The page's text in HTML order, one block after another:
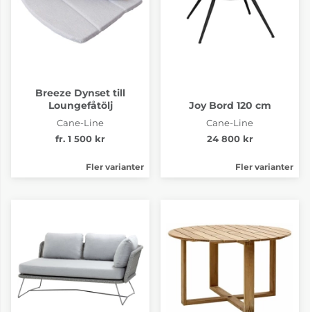
Breeze Dynset till
Loungefåtölj
Cane-Line
fr. 1 500 kr
Fler varianter
Joy Bord 120 cm
Cane-Line
24 800 kr
Fler varianter